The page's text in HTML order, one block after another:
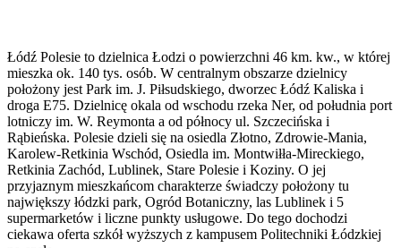
Łódź Polesie to dzielnica Łodzi o powierzchni 46 km. kw., w której
mieszka ok. 140 tys. osób. W centralnym obszarze dzielnicy
położony jest Park im. J. Piłsudskiego, dworzec Łódź Kaliska i
droga E75. Dzielnicę okala od wschodu rzeka Ner, od południa port
lotniczy im. W. Reymonta a od północy ul. Szczecińska i
Rąbieńska. Polesie dzieli się na osiedla Złotno, Zdrowie-Mania,
Karolew-Retkinia Wschód, Osiedla im. Montwiłła-Mireckiego,
Retkinia Zachód, Lublinek, Stare Polesie i Koziny. O jej
przyjaznym mieszkańcom charakterze świadczy położony tu
największy łódzki park, Ogród Botaniczny, las Lublinek i 5
supermarketów i liczne punkty usługowe. Do tego dochodzi
ciekawa oferta szkół wyższych z kampusem Politechniki Łódzkiej